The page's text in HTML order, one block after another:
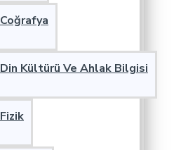
Coğrafya
Din Kültürü Ve Ahlak Bilgisi
Fizik